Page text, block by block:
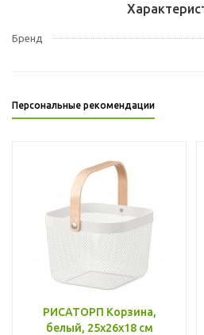
Бренд
Персональные рекомендации
РИСАТОРП Корзина,
белый, 25x26x18 см